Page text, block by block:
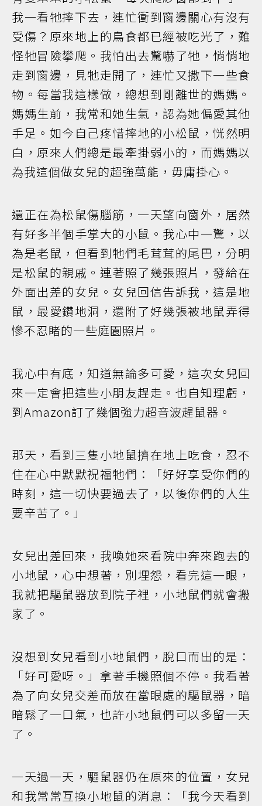
我一看牠摔下去，連忙衝到窗邊關心有沒有
受傷？原來地上的鳥食都已經被吃光了，難
怪牠冒險攀爬。我怕出去驚嚇了牠，悄悄地
走到窗邊，見牠走開了，連忙又撒下一些食
物。每當我這樣做，總想到剛離世的媽媽。
媽媽生前，我常和她生氣，認為她偏愛其他
手足。如今自己疼惜摔地的小松鼠，恍然明
白，原來人們總是最牽掛弱小的，而媽媽以
為我這個做女兒的超強萬能，毋庸掛心。
還正在為松鼠傷腦筋，一天望向窗外，居然
有好多半個手掌大的小鼠。我心中一驚，以
為是老鼠，但看到牠們毛茸茸的尾巴，分明
是松鼠的親戚。連著照了幾張照片，發給在
外面出差的女兒。女兒回信告訴我，這是地
鼠，最愛鑽地洞，還附了好幾張被地鼠弄得
慘不忍睹的一些庭園照片。
我心中有底，知道無論多可愛，這次女兒回
來一定會把這些小朋友趕走。也自知理虧，
到Amazon訂了幾個強力超音波趕鼠器。
那天，看到三隻小地鼠擠在地上吃食，忍不
住在心中默默祝福牠們：「好好享受你們的
時刻，這一切快要過去了，以後你們的人生
要辛苦了。」
女兒出差回來，我喚她來看院中奔來跑去的
小地鼠，心中想著，別埋怨，看完這一眼，
我就把驅鼠器放到院子裡，小地鼠們就會搬
家了。
沒想到女兒看到小地鼠們，脫口而出的是：
「好可愛呀。」拿著手機照個不停。我看著
為了向女兒交差而放在當眼處的驅鼠器，暗
暗鬆了一口氣，也許小地鼠們可以多留一天
了。
一天過一天，驅鼠器仍在原來的位置，女兒
和我常常互換小地鼠的消息：「我今天看到